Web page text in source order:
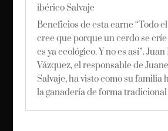
ibérico Salvaje
Beneficios de esta carne “Todo
cree que porque un cerdo se
es ya ecológico. Y no es así”.
Vázquez, el responsable de
Salvaje, ha visto como su familia
la ganadería de forma